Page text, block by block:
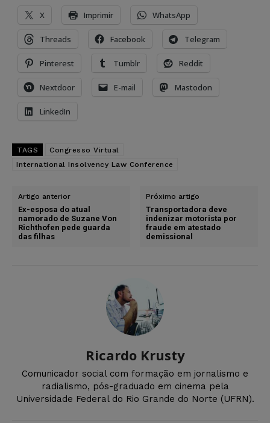
X Imprimir WhatsApp
Threads Facebook Telegram
Pinterest Tumblr Reddit
Nextdoor E-mail Mastodon
LinkedIn
TAGS
Congresso Virtual
International Insolvency Law Conference
Artigo anterior
Ex-esposa do atual
namorado de Suzane Von
Richthofen pede guarda
das filhas
Próximo artigo
Transportadora deve
indenizar motorista por
fraude em atestado
demissional
Ricardo Krusty
Comunicador social com formação em jornalismo e
radialismo, pós-graduado em cinema pela
Universidade Federal do Rio Grande do Norte (UFRN).